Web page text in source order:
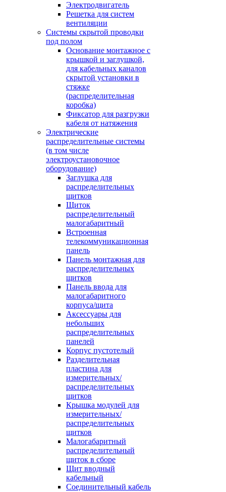
Электродвигатель
Решетка для систем
вентиляции
Системы скрытой проводки
под полом
Основание монтажное с
крышкой и заглушкой,
для кабельных каналов
скрытой установки в
стяжке
(распределительная
коробка)
Фиксатор для разгрузки
кабеля от натяжения
Электрические
распределительные системы
(в том числе
электроустановочное
оборудование)
Заглушка для
распределительных
щитков
Щиток
распределительный
малогабаритный
Встроенная
телекоммуникационная
панель
Панель монтажная для
распределительных
щитков
Панель ввода для
малогабаритного
корпуса/щита
Аксессуары для
небольших
распределительных
панелей
Корпус пустотелый
Разделительная
пластина для
измерительных/
распределительных
щитков
Крышка модулей для
измерительных/
распределительных
щитков
Малогабаритный
распределительный
щиток в сборе
Щит вводный
кабельный
Соединительный кабель